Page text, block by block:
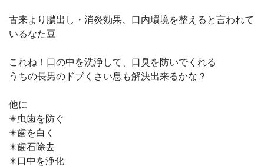
古来より膿出し・消炎効果、口内環境を整えると言われて
いるなた豆
これね！口の中を洗浄して、口臭を防いでくれる
うちの長男のドブくさい息も解決出来るかな？
他に
✴️虫歯を防ぐ
✴️歯を白く
✴️歯石除去
✴️口中を浄化